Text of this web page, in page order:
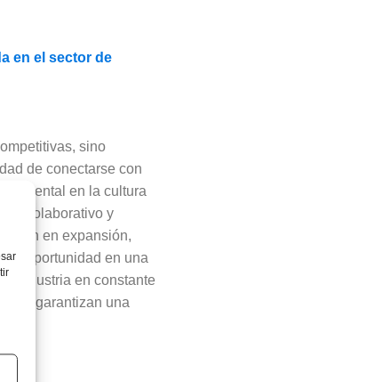
en el sector de
sino
de conectarse con
en la cultura
colaborativo y
en expansión,
oportunidad en una
industria en constante
garantizan una